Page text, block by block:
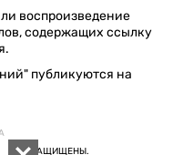
воспроизведение
содержащих ссылку
публикуются на
ПРАВА ЗАЩИЩЕНЫ.